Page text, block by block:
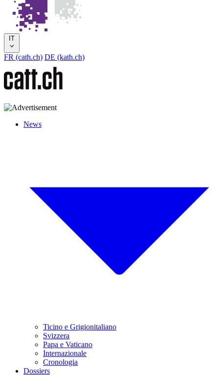
IT
FR (cath.ch) DE (kath.ch)
News
Ticino e Grigionitaliano
Svizzera
Papa e Vaticano
Internazionale
Cronologia
Dossiers